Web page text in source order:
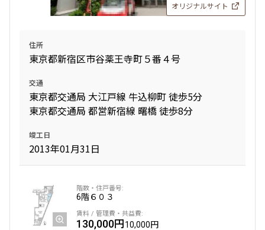
オリジナルサイト
住所
東京都新宿区市谷薬王寺町５番４号
交通
東京都交通局 大江戸線 牛込柳町 徒歩5分
東京都交通局 都営新宿線 曙橋 徒歩8分
竣工日
2013年01月31日
6階６０３
130,000円10,000円